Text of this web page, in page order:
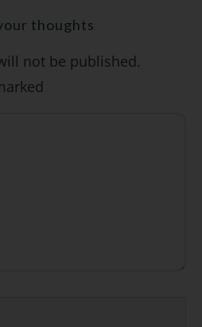
SÍ, QUIERO
thoughts
not be published.